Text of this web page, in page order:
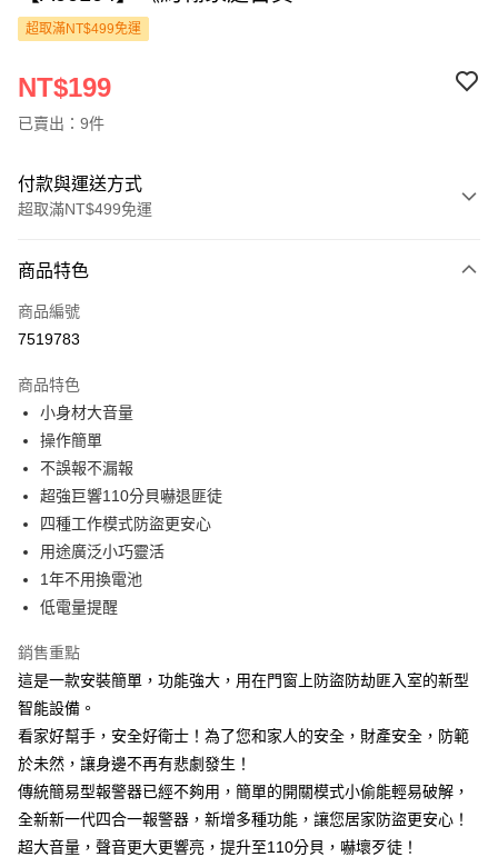
超取滿NT$499免運
NT$199
已賣出：9件
付款與運送方式
超取滿NT$499免運
信用卡一次付款
超商取貨付款
Apple Pay
街口支付
悠遊付
AFTEE先享後付
相關說明
【關於「AFTEE先享後付」】
AFTEE先享後付是「在收到商品之後才付款」的支付方式。 讓您購物簡單
１．簡單：不需註冊會員、不需綁卡、不需儲值。
２．便利：只要手機號碼，簡訊認證，即可結帳。
３．安心：先確認商品／服務後，再付款。
１．於結帳方式選擇「AFTEE先享後付」後，將跳轉至「AFTEE先享後付」
結帳頁面，進行簡訊認證並確認金額後，即可完成結帳。
２．訂單成立數日內，您將收到繳費通知簡訊。
３．收到繳費通知簡訊後14天內，點擊此簡訊中的連結，可透過四大超商／
ATM／網路銀行／等多元方式進行付款，方視為交易完成。
※ 請注意：結帳手續完成當下不需立刻繳費，但若您需要取消訂單，請聯絡
ATM付款
運送方式
全家取貨付款
每筆NT$60，滿NT$499(含以上)免運費
7-11取貨付款
每筆NT$60，滿NT$499(含以上)免運費
7-11取貨(快速到店)
商品特色
商品編號
7519783
商品特色
小身材大音量
操作簡單
不誤報不漏報
超強巨響110分貝嚇退匪徒
四種工作模式防盜更安心
用途廣泛小巧靈活
1年不用換電池
低電量提醒
銷售重點
這是一款安裝簡單，功能強大，用在門窗上防盜防劫匪入室的新型
智能設備。
看家好幫手，安全好衛士！為了您和家人的安全，財產安全，防範
於未然，讓身邊不再有悲劇發生！
傳統簡易型報警器已經不夠用，簡單的開關模式小偷能輕易破解，
全新新一代四合一報警器，新增多種功能，讓您居家防盜更安心！
超大音量，聲音更大更響亮，提升至110分貝，嚇壞歹徒！